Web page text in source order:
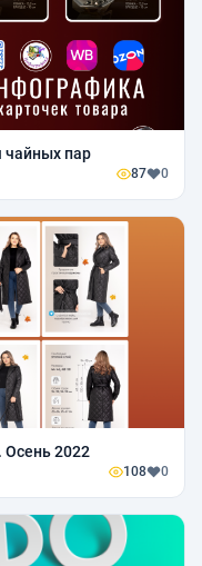
чайных пар
87 0
Осень 2022
108 0